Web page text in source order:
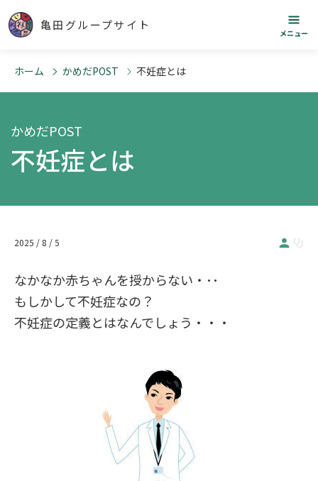
亀田グループサイト
メニュー
ホーム かめだPOST 不妊症とは
かめだPOST
不妊症とは
2025 / 8 / 5
なかなか赤ちゃんを授からない・･･
もしかして不妊症なの？
不妊症の定義とはなんでしょう・・・